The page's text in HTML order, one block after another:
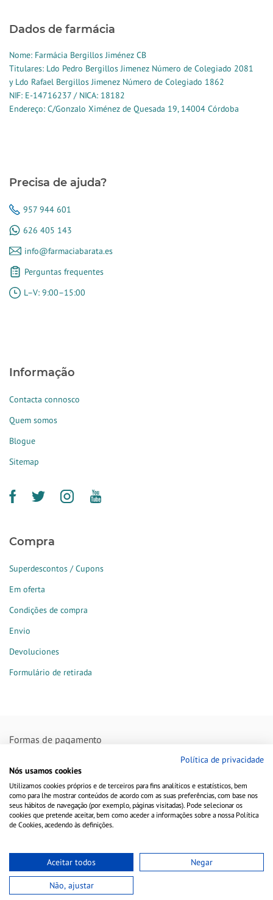
Dados de farmácia
Nome: Farmácia Bergillos Jiménez CB
Titulares: Ldo Pedro Bergillos Jimenez Número de Colegiado 2081
y Ldo Rafael Bergillos Jimenez Número de Colegiado 1862
NIF: E-14716237 / NICA: 18182
Endereço: C/Gonzalo Ximénez de Quesada 19, 14004 Córdoba
Precisa de ajuda?
957 944 601
626 405 143
info@farmaciabarata.es
Perguntas frequentes
L–V: 9:00–15:00
Informação
Contacta connosco
Quem somos
Blogue
Sitemap
Compra
Superdescontos / Cupons
Em oferta
Condições de compra
Envio
Devoluciones
Formulário de retirada
Formas de pagamento
Remessas feitas com
Política de privacidade
Nós usamos cookies
Utilizamos cookies próprios e de terceiros para fins analíticos e estatísticos, bem
como para lhe mostrar conteúdos de acordo com as suas preferências, com base nos
seus hábitos de navegação (por exemplo, páginas visitadas). Pode selecionar os
cookies que pretende aceitar, bem como aceder a informações sobre a nossa Política
de Cookies, acedendo às definições.
Aceitar todos Negar
Não, ajustar